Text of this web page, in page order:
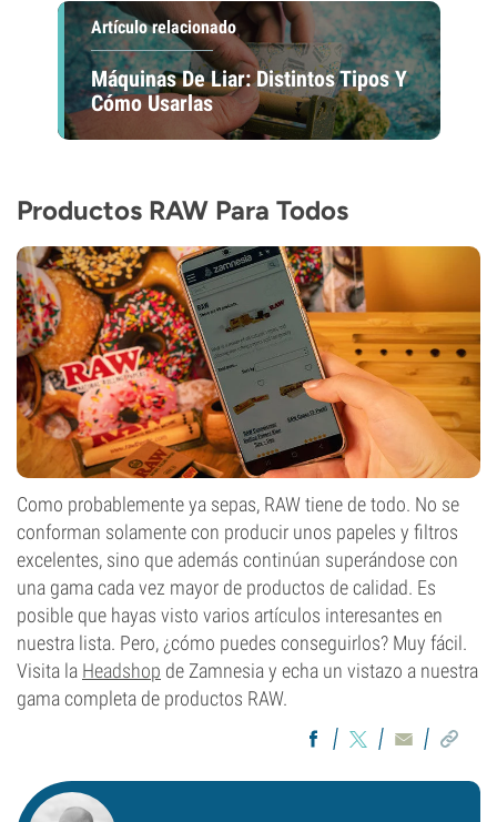
Artículo relacionado
Máquinas De Liar: Distintos Tipos Y
Cómo Usarlas
Productos RAW Para Todos
Como probablemente ya sepas, RAW tiene de todo. No se
conforman solamente con producir unos papeles y filtros
excelentes, sino que además continúan superándose con
una gama cada vez mayor de productos de calidad. Es
posible que hayas visto varios artículos interesantes en
nuestra lista. Pero, ¿cómo puedes conseguirlos? Muy fácil.
Visita la Headshop de Zamnesia y echa un vistazo a nuestra
gama completa de productos RAW.